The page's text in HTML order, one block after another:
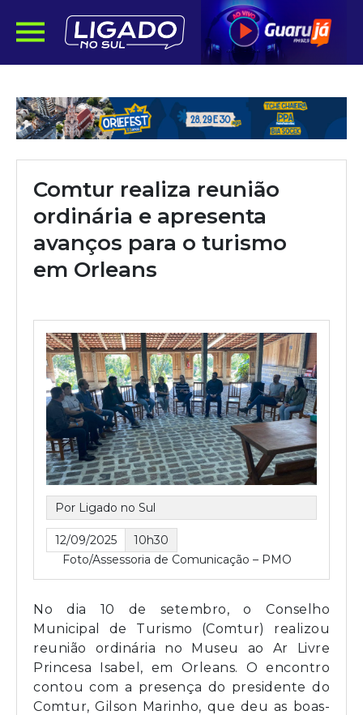
Comtur realiza reunião
ordinária e apresenta
avanços para o turismo
em Orleans
Por Ligado no Sul
12/09/2025
10h30
Foto/Assessoria de Comunicação – PMO
No dia 10 de setembro, o Conselho
Municipal de Turismo (Comtur) realizou
reunião ordinária no Museu ao Ar Livre
Princesa Isabel, em Orleans. O encontro
contou com a presença do presidente do
Comtur, Gilson Marinho, que deu as boas-